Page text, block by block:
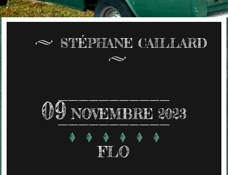
STÉPHANE CAILLARD
09 NOVEMBRE 2023
FLO